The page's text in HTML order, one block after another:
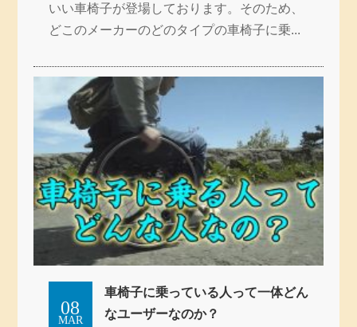
いい車椅子が登場しております。そのため、
どこのメーカーのどのタイプの車椅子に乗...
MAR
08
車椅子に乗っている人って一体どん
なユーザーなのか？